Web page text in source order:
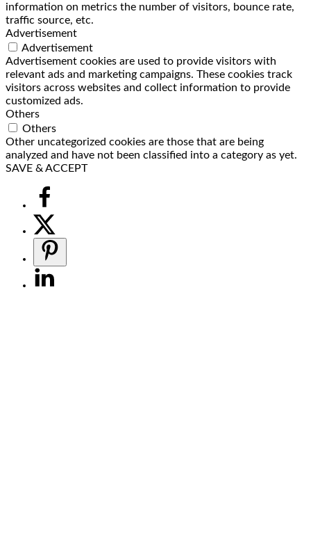
information on metrics the number of visitors, bounce rate,
traffic source, etc.
Advertisement
Advertisement
Advertisement cookies are used to provide visitors with
relevant ads and marketing campaigns. These cookies track
visitors across websites and collect information to provide
customized ads.
Others
Others
Other uncategorized cookies are those that are being
analyzed and have not been classified into a category as yet.
SAVE & ACCEPT